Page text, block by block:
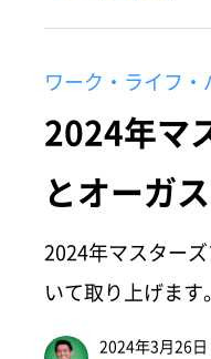
ワーク・ライフ・
2024年マ
とオーガ
2024年マスター
いて取り上げます。
2024年3月26日